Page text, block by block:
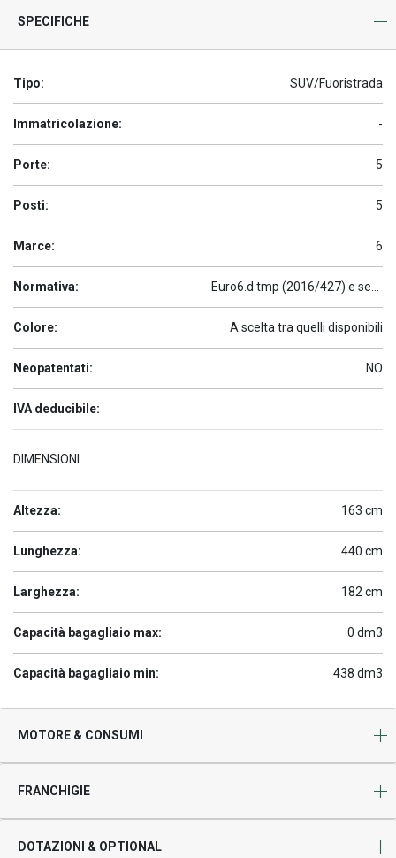
SPECIFICHE
Tipo: SUV/Fuoristrada
Immatricolazione: -
Porte: 5
Posti: 5
Marce: 6
Normativa:
Colore: A scelta tra quelli disponibili
Neopatentati: NO
IVA deducibile:
DIMENSIONI
Altezza: 163 cm
Lunghezza: 440 cm
Larghezza: 182 cm
Capacità bagagliaio max: 0 dm3
Capacità bagagliaio min: 438 dm3
MOTORE & CONSUMI
FRANCHIGIE
DOTAZIONI & OPTIONAL